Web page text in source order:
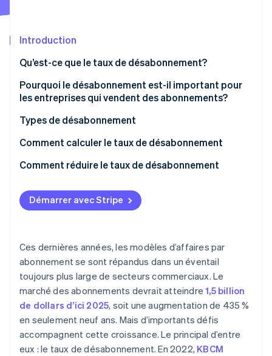
Climate
Vérification de l'identité
Découvrez comment Stripe construit l’infrastructure
Stripe App Marketplace
Introduction
Qu’est-ce que le taux de désabonnement?
Pourquoi le désabonnement est-il important pour
les entreprises qui vendent des abonnements?
Types de désabonnement
Comment calculer le taux de désabonnement
Comment réduire le taux de désabonnement
Démarrer avec Stripe
Ces dernières années, les modèles d’affaires par
abonnement se sont répandus dans un éventail
toujours plus large de secteurs commerciaux. Le
marché des abonnements devrait atteindre1,5 billion
de dollars d’ici 2025, soit une augmentation de 435 %
en seulement neuf ans. Mais d’importants défis
accompagnent cette croissance. Le principal d’entre
eux : le taux de désabonnement. En 2022, KBCM